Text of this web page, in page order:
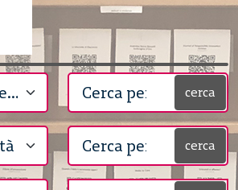
cerca
cerca